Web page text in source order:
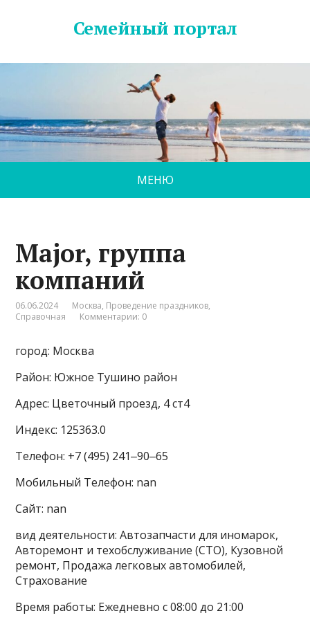
Семейный портал
МЕНЮ
Major, группа
компаний
06.06.2024 Москва, Проведение праздников,
Справочная
Комментарии: 0
город: Москва
Район: Южное Тушино район
Адрес: Цветочный проезд, 4 ст4
Индекс: 125363.0
Телефон: +7 (495) 241‒90‒65
Мобильный Телефон: nan
Сайт: nan
вид деятельности: Автозапчасти для иномарок,
Авторемонт и техобслуживание (СТО), Кузовной
ремонт, Продажа легковых автомобилей,
Страхование
Время работы: Ежедневно с 08:00 до 21:00